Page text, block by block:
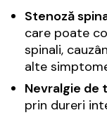
Stenoză
care poate
spinali,
alte
Nevralgie de
prin dureri